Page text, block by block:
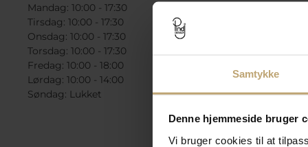
Samtykke
Denne hjemmeside bruger
Vi bruger cookies til at
Mandag: 10:00 - 17:30
Tirsdag: 10:00 - 17:30
Onsdag: 10:00 - 17:30
Torsdag: 10:00 - 17:30
Fredag: 10:00 - 18:00
Lørdag: 10:00 - 14:00
Søndag: Lukket